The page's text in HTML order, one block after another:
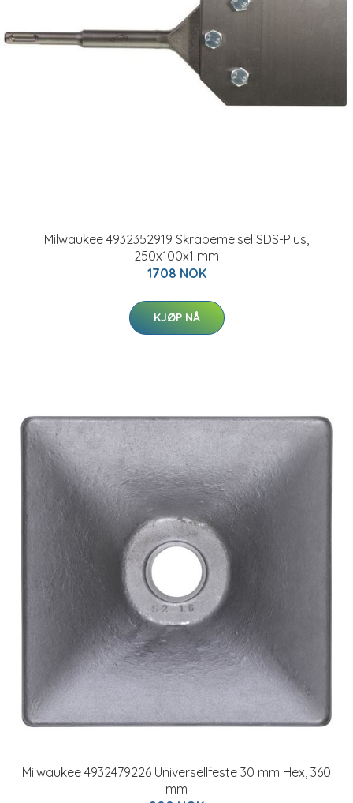
Milwaukee 4932352919 Skrapemeisel SDS-Plus,
250x100x1 mm
1708 NOK
KJØP NÅ
Milwaukee 4932479226 Universellfeste 30 mm Hex, 360
mm